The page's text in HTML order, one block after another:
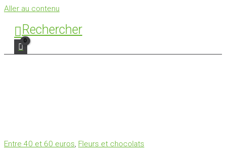
Aller au contenu
Rechercher
Entre 40 et 60 euros, Fleurs et chocolats